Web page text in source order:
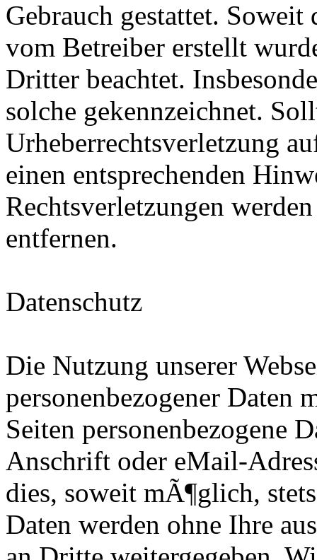
Gebrauch gestattet.
vom Betreiber erstellt
Dritter beachtet.
solche gekennzeichnet.
Urheberrechtsverletzung
einen entsprechenden
Rechtsverletzungen
entfernen.
Datenschutz
Die Nutzung unserer
personenbezogener Daten
Seiten personenbezogene
Anschrift oder eMail-
dies, soweit mÃ¶glich,
Daten werden ohne Ihre